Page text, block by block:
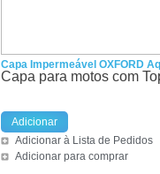
Capa Impermeável OXFORD
Capa para motos com
Adicionar
Adicionar à Lista de Pedidos
Adicionar para comprar